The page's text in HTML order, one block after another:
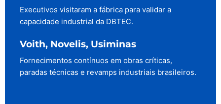
Executivos visitaram a fábrica para validar a
capacidade industrial da DBTEC.
Voith, Novelis, Usiminas
Fornecimentos contínuos em obras críticas,
paradas técnicas e revamps industriais brasileiros.